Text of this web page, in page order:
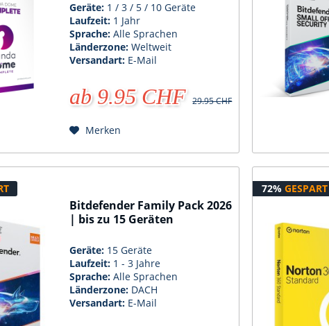
Geräte: 1 / 3 / 5 / 10 Geräte
Laufzeit: 1 Jahr
Sprache:Alle Sprachen
Länderzone:Weltweit
Versandart: E-Mail
ab 9.95 CHF 29.95 CHF
Merken
Bitdefender Family Pack 2026
| bis zu 15 Geräten
Geräte: 15 Geräte
Laufzeit: 1 - 3 Jahre
Sprache:Alle Sprachen
Länderzone: DACH
Versandart: E-Mail
72% GESPART